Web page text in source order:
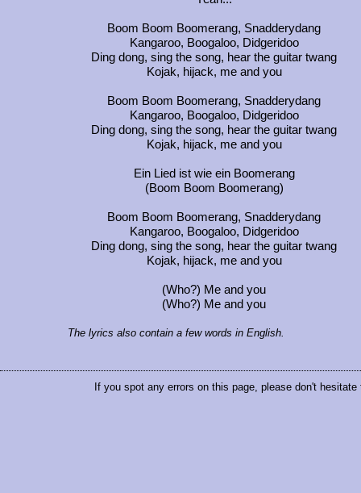
Boom Boom Boomerang, Snadderydang
Kangaroo, Boogaloo, Didgeridoo
Ding dong, sing the song, hear the guitar twang
Kojak, hijack, me and you
Boom Boom Boomerang, Snadderydang
Kangaroo, Boogaloo, Didgeridoo
Ding dong, sing the song, hear the guitar twang
Kojak, hijack, me and you
Ein Lied ist wie ein Boomerang
(Boom Boom Boomerang)
Boom Boom Boomerang, Snadderydang
Kangaroo, Boogaloo, Didgeridoo
Ding dong, sing the song, hear the guitar twang
Kojak, hijack, me and you
(Who?) Me and you
(Who?) Me and you
The lyrics also contain a few words in English.
If you spot any errors on this page, please don't